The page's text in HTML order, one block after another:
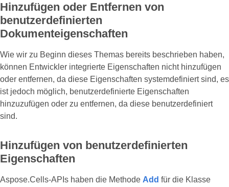
Hinzufügen oder Entfernen von
benutzerdefinierten
Dokumenteigenschaften
Wie wir zu Beginn dieses Themas bereits beschrieben haben,
können Entwickler integrierte Eigenschaften nicht hinzufügen
oder entfernen, da diese Eigenschaften systemdefiniert sind, es
ist jedoch möglich, benutzerdefinierte Eigenschaften
hinzuzufügen oder zu entfernen, da diese benutzerdefiniert
sind.
Hinzufügen von benutzerdefinierten
Eigenschaften
Aspose.Cells-APIs haben die Methode Add für die Klasse